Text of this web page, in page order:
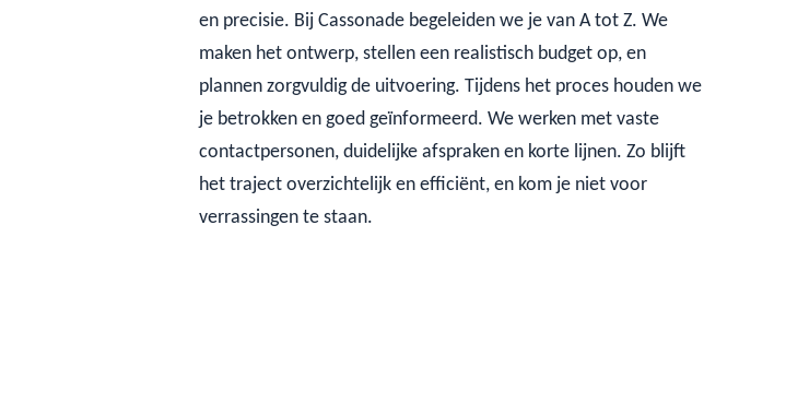
en precisie. Bij Cassonade begeleiden we je van A tot Z. We
maken het ontwerp, stellen een realistisch budget op, en
plannen zorgvuldig de uitvoering. Tijdens het proces houden we
je betrokken en goed geïnformeerd. We werken met vaste
contactpersonen, duidelijke afspraken en korte lijnen. Zo blijft
het traject overzichtelijk en efficiënt, en kom je niet voor
verrassingen te staan.